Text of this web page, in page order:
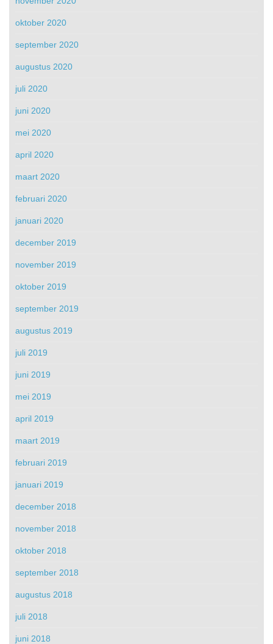
oktober 2020
september 2020
augustus 2020
juli 2020
juni 2020
mei 2020
april 2020
maart 2020
februari 2020
januari 2020
december 2019
november 2019
oktober 2019
september 2019
augustus 2019
juli 2019
juni 2019
mei 2019
april 2019
maart 2019
februari 2019
januari 2019
december 2018
november 2018
oktober 2018
september 2018
augustus 2018
juli 2018
juni 2018